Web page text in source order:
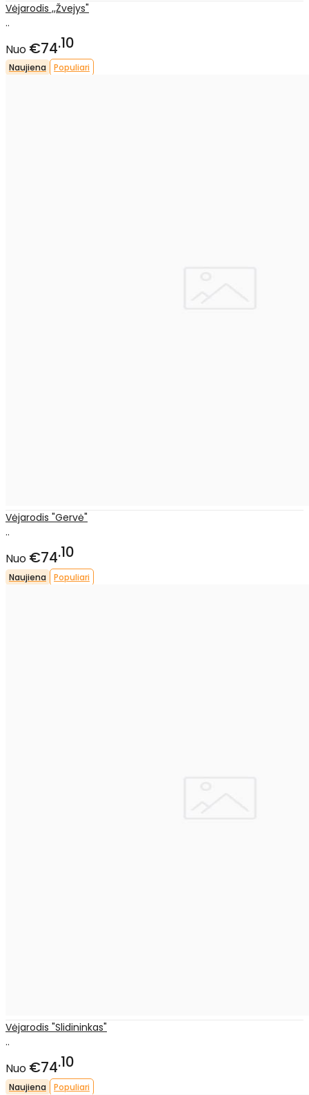
Vėjarodis ,,Žvejys"
..
Nuo €74 10
Naujiena Populiari
Vėjarodis "Gervė"
..
Nuo €74 10
Naujiena Populiari
Vėjarodis "Slidininkas"
..
Nuo €74 10
Naujiena Populiari